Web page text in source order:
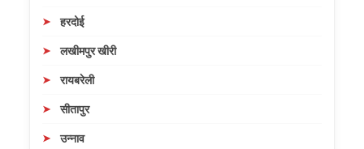
हरदोई
लखीमपुर खीरी
रायबरेली
सीतापुर
उन्नाव